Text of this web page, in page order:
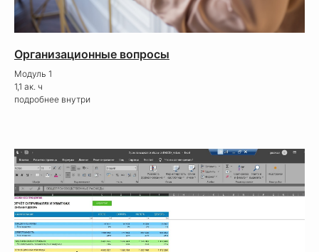
Организационные вопросы
Модуль 1
1,1 ак. ч
подробнее внутри